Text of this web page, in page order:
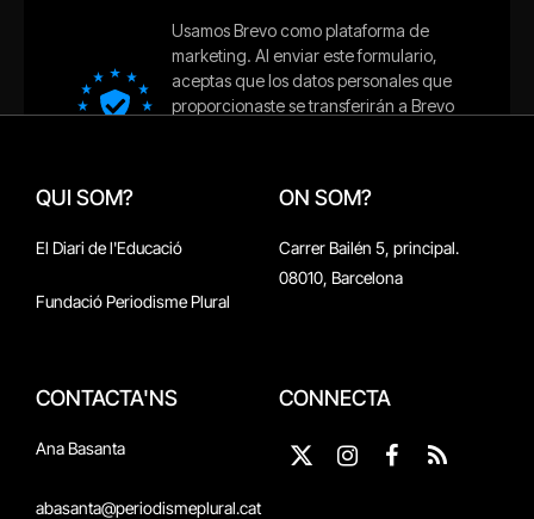
QUI SOM?
El Diari de l'Educació
Fundació Periodisme Plural
ON SOM?
Carrer Bailén 5, principal.
08010, Barcelona
CONTACTA'NS
Ana Basanta
abasanta@periodismeplural.cat
CONNECTA
X
InstagramFacebook
RSS